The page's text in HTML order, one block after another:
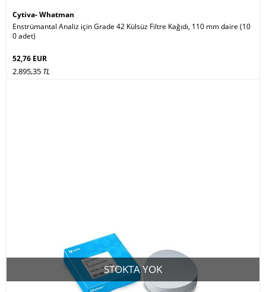
Cytiva- Whatman
Enstrümantal Analiz için Grade 42 Külsüz Filtre Kağıdı, 110 mm daire (10
0 adet)
52,76 EUR
2.895,35 TL
STOKTA YOK